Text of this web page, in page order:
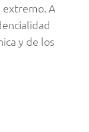
extremo. A
y de los